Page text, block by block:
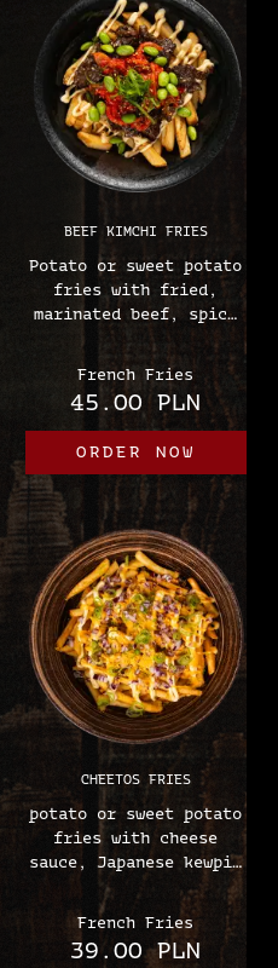
BEEF KIMCHI FRIES
Potato or sweet potato
fries with fried,
marinated beef, spicy
edamame, chives,
Japanese mayonnaise,
and sesame
(Wheat, Soybeans,
Eggs, Mustard, Sesame)
French Fries
45.00 PLN
ORDER NOW
CHEETOS FRIES
potato or sweet potato
fries with cheese
sauce, Japanese kewpie
mayonnaise, red onion,
chives and a sprinkle
of cheesy Cheetos.
Allergens:
French Fries
39.00 PLN